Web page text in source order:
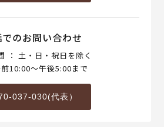
のお問い合わせ
： 土・日・祝日を除く
10:00～午後5:00まで
037-030(代表）